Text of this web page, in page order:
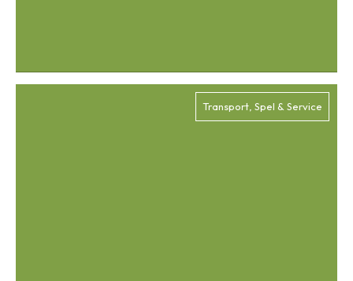
Transport, Spel & Service